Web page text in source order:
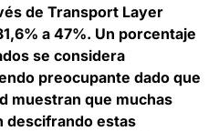
de Transport Layer
a 47%. Un porcentaje
se considera
preocupante dado que
muestran que muchas
descifrando estas